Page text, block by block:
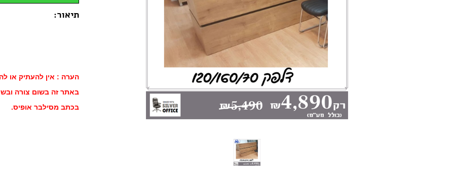
תיאור:
הערה : אין להעתיק או
באתר זה בשום צורה
בכתב מסילבר אופיס.